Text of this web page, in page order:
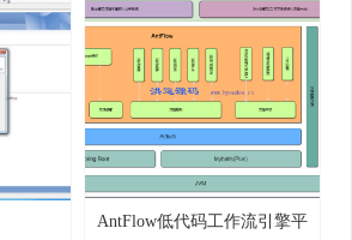
AntFlow低代码工作流引擎平